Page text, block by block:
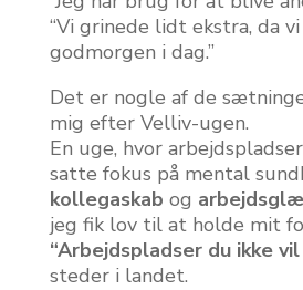
“Vi grinede lidt ekstra, da
godmorgen i dag.”
Det er nogle af de
mig efter Velliv-ugen.
En uge, hvor
satte fokus på mental
kollegaskab og
jeg fik lov til at holde mit
“Arbejdspladser du ikke
steder i landet.